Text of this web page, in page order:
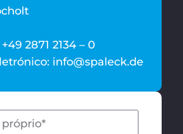
2871 2134 – 0
info@spaleck.de